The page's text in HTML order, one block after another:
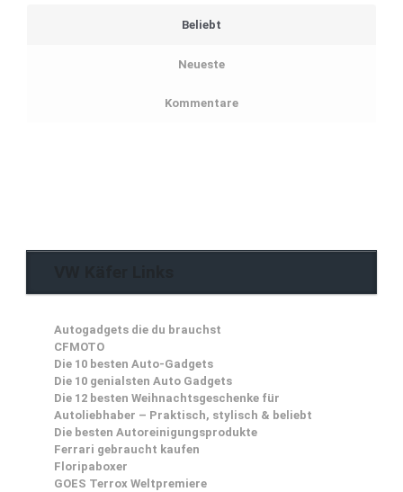
Beliebt
Neueste
Kommentare
Autogadgets die du brauchst
CFMOTO
Die 10 besten Auto-Gadgets
Die 10 genialsten Auto Gadgets
Die 12 besten Weihnachtsgeschenke für
Autoliebhaber – Praktisch, stylisch & beliebt
Die besten Autoreinigungsprodukte
Ferrari gebraucht kaufen
Floripaboxer
GOES Terrox Weltpremiere